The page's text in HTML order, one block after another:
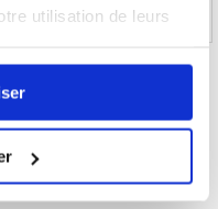
utilisation de leurs